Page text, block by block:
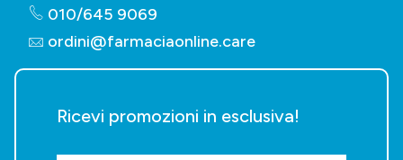
010/645 9069
ordini@farmaciaonline.care
Ricevi promozioni in esclusiva!